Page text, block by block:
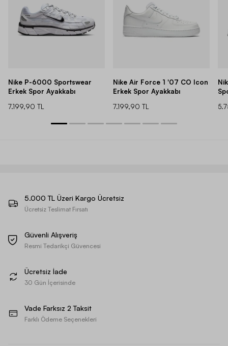
Nike P-6000 Sportswear
Erkek Spor Ayakkabı
7.199,90 TL
Nike Air Force 1 '07 CO Icon
Erkek Spor Ayakkabı
7.199,90 TL
5.000 TL Üzeri Kargo Ücretsiz
Ücretsiz Teslimat Fırsatı
Güvenli Alışveriş
Resmi Tedarikçi Güvencesi
Ücretsiz İade
30 Gün İçerisinde
Vade Farksız 2 Taksit
Farklı Ödeme Seçenekleri